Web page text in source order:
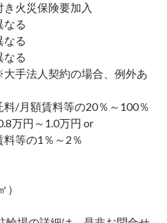
災保険要加入
る
る
る
法人契約の場合、例外あ
/月額賃料等の20％～100％
円～1.0万円 or
等の1％～2％